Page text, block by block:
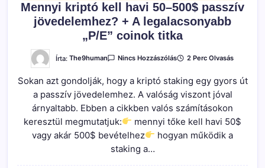
Mennyi kriptó kell havi 50–500$ passzív
jövedelemhez? + A legalacsonyabb
„P/E” coinok titka
Írta: The9human Nincs HozzászólásA(z)
Kell
Havi
50–
500$
Passzív
Jövedelemhez?
+
A
Legalacsonyabb
2 Perc Olvasás
Sokan azt gondolják, hogy a kriptó staking egy gyors út
a passzív jövedelemhez. A valóság viszont jóval
árnyaltabb. Ebben a cikkben valós számításokon
keresztül megmutatjuk:
mennyi tőke kell havi 50$
vagy akár 500$ bevételhez
hogyan működik a
staking a…